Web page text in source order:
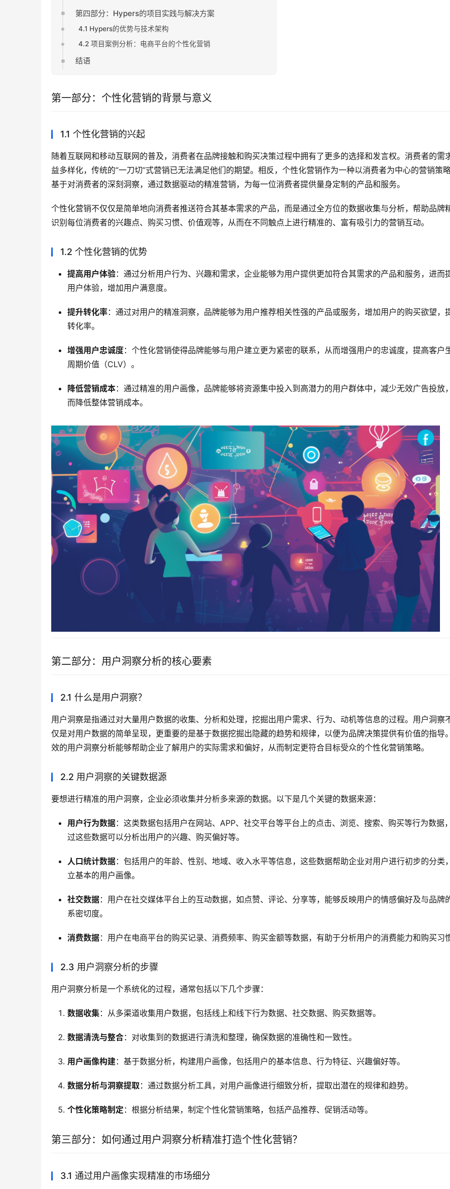
第四部分：Hypers的项目实践与解决方案
4.1 Hypers的优势与技术架构
4.2 项目案例分析：电商平台的个性化营销
结语
第一部分：个性化营销的背景与意义
1.1 个性化营销的兴起
随着互联网和移动互联网的普及，消费者在品牌接触和购买决策过程中拥有了更多的选择和发言权。消费者的需
益多样化，传统的“一刀切”式营销已无法满足他们的期望。相反，个性化营销作为一种以消费者为中心的营销策略
基于对消费者的深刻洞察，通过数据驱动的精准营销，为每一位消费者提供量身定制的产品和服务。
个性化营销不仅仅是简单地向消费者推送符合其基本需求的产品，而是通过全方位的数据收集与分析，帮助品牌
识别每位消费者的兴趣点、购买习惯、价值观等，从而在不同触点上进行精准的、富有吸引力的营销互动。
1.2 个性化营销的优势
提高用户体验：通过分析用户行为、兴趣和需求，企业能够为用户提供更加符合其需求的产品和服务，进而
用户体验，增加用户满意度。
提升转化率：通过对用户的精准洞察，品牌能够为用户推荐相关性强的产品或服务，增加用户的购买欲望，
转化率。
增强用户忠诚度：个性化营销使得品牌能够与用户建立更为紧密的联系，从而增强用户的忠诚度，提高客户
周期价值（CLV）。
降低营销成本：通过精准的用户画像，品牌能够将资源集中投入到高潜力的用户群体中，减少无效广告投放
而降低整体营销成本。
第二部分：用户洞察分析的核心要素
2.1 什么是用户洞察？
用户洞察是指通过对大量用户数据的收集、分析和处理，挖掘出用户需求、行为、动机等信息的过程。用户洞察
仅是对用户数据的简单呈现，更重要的是基于数据挖掘出隐藏的趋势和规律，以便为品牌决策提供有价值的指导
效的用户洞察分析能够帮助企业了解用户的实际需求和偏好，从而制定更符合目标受众的个性化营销策略。
2.2 用户洞察的关键数据源
要想进行精准的用户洞察，企业必须收集并分析多来源的数据。以下是几个关键的数据来源：
用户行为数据：这类数据包括用户在网站、APP、社交平台等平台上的点击、浏览、搜索、购买等行为数据
过这些数据可以分析出用户的兴趣、购买偏好等。
人口统计数据：包括用户的年龄、性别、地域、收入水平等信息，这些数据帮助企业对用户进行初步的分类
立基本的用户画像。
社交数据：用户在社交媒体平台上的互动数据，如点赞、评论、分享等，能够反映用户的情感偏好及与品牌
系密切度。
消费数据：用户在电商平台的购买记录、消费频率、购买金额等数据，有助于分析用户的消费能力和购买习惯
2.3 用户洞察分析的步骤
用户洞察分析是一个系统化的过程，通常包括以下几个步骤：
数据收集：从多渠道收集用户数据，包括线上和线下行为数据、社交数据、购买数据等。
数据清洗与整合：对收集到的数据进行清洗和整理，确保数据的准确性和一致性。
用户画像构建：基于数据分析，构建用户画像，包括用户的基本信息、行为特征、兴趣偏好等。
数据分析与洞察提取 ：通过数据分析工具，对用户画像进行细致分析，提取出潜在的规律和趋势。
个性化策略制定 ：根据分析结果，制定个性化营销策略，包括产品推荐、促销活动等。
第三部分：如何通过用户洞察分析精准打造个性化营销？
3.1 通过用户画像实现精准的市场细分